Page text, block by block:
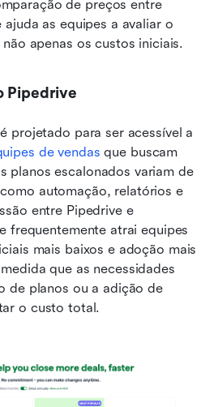
de preços entre
as equipes a avaliar o
apenas os custos iniciais.
Pipedrive
projetado para ser acessível a
de vendas que buscam
planos escalonados variam de
automação, relatórios e
entre Pipedrive e
frequentemente atrai equipes
mais baixos e adoção mais
que as necessidades
de planos ou a adição de
o custo total.